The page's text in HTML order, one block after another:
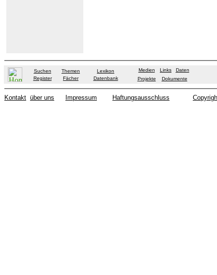
Suchen Themen
Lexikon
Register
Fächer Datenbank
Medien Links
Daten
Projekte
Dokumente
Kontakt über uns Impressum Haftungsausschluss